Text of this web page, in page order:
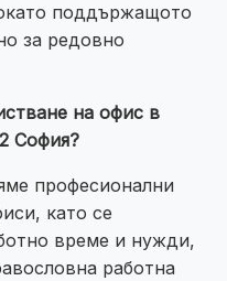
поддържащото
за редовно
на офис в
София?
професионални
като се
време и нужди,
работна